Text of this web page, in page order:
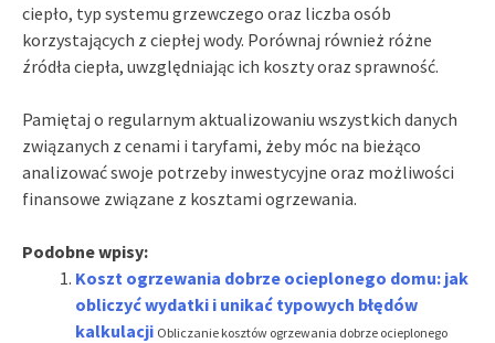
ciepło, typ systemu grzewczego oraz liczba osób
korzystających z ciepłej wody. Porównaj również różne
źródła ciepła, uwzględniając ich koszty oraz sprawność.
Pamiętaj o regularnym aktualizowaniu wszystkich danych
związanych z cenami i taryfami, żeby móc na bieżąco
analizować swoje potrzeby inwestycyjne oraz możliwości
finansowe związane z kosztami ogrzewania.
Podobne wpisy:
Koszt ogrzewania dobrze ocieplonego domu: jak
obliczyć wydatki i unikać typowych błędów
kalkulacji Obliczanie kosztów ogrzewania dobrze ocieplonego